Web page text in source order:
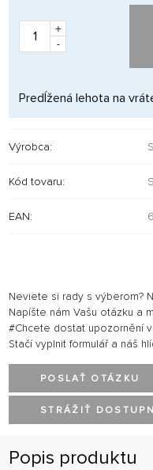
+
-
Predĺžená lehota na
Výrobca:
Kód tovaru:
EAN:
Neviete si rady s výberom?
Napíšte nám Vašu otázku a
#Chcete dostat upozornění
Stačí vyplnit formulář a náš
POSLAŤ OTÁZKU
STRÁŽIŤ
Popis produktu